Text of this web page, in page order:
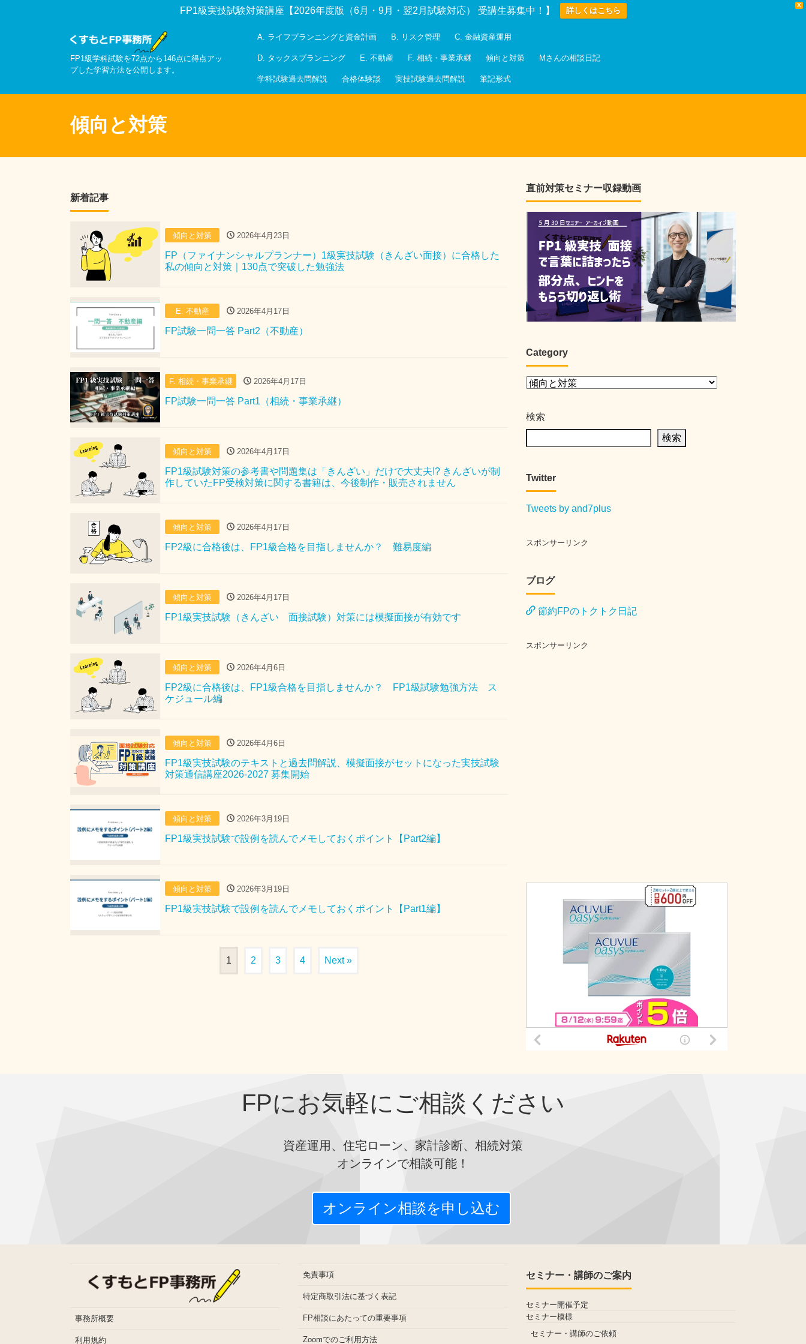
X
FP1級実技試験対策講座【2026年度版（6月・9月・翌2月試験対応） 受講生募集中！】 詳しくはこちら
FP1級学科試験を72点から146点に得点アッ
プした学習方法を公開します。
A. ライフプランニングと資金計画 B. リスク管理 C. 金融資産運用
D. タックスプランニング E. 不動産 F. 相続・事業承継 傾向と対策 Mさんの相談日記
学科試験過去問解説 合格体験談 実技試験過去問解説 筆記形式
傾向と対策
新着記事
傾向と対策 2026年4月23日
FP（ファイナンシャルプランナー）1級実技試験（きんざい面接）に合格した
私の傾向と対策｜130点で突破した勉強法
E. 不動産 2026年4月17日
FP試験一問一答 Part2（不動産）
F. 相続・事業承継 2026年4月17日
FP試験一問一答 Part1（相続・事業承継）
傾向と対策 2026年4月17日
FP1級試験対策の参考書や問題集は「きんざい」だけで大丈夫!? きんざいが制
作していたFP受検対策に関する書籍は、今後制作・販売されません
傾向と対策 2026年4月17日
FP2級に合格後は、FP1級合格を目指しませんか？ 難易度編
傾向と対策 2026年4月17日
FP1級実技試験（きんざい 面接試験）対策には模擬面接が有効です
傾向と対策 2026年4月6日
FP2級に合格後は、FP1級合格を目指しませんか？ FP1級試験勉強方法 ス
ケジュール編
傾向と対策 2026年4月6日
FP1級実技試験のテキストと過去問解説、模擬面接がセットになった実技試験
対策通信講座2026-2027 募集開始
傾向と対策 2026年3月19日
FP1級実技試験で設例を読んでメモしておくポイント【Part2編】
傾向と対策 2026年3月19日
FP1級実技試験で設例を読んでメモしておくポイント【Part1編】
1 2 3 4 Next »
直前対策セミナー収録動画
Category
検索
検索
Twitter
Tweets by and7plus
スポンサーリンク
ブログ
節約FPのトクトク日記
スポンサーリンク
FPにお気軽にご相談ください
資産運用、住宅ローン、家計診断、相続対策
オンラインで相談可能！
オンライン相談を申し込む
事務所概要
利用規約
免責事項
特定商取引法に基づく表記
FP相談にあたっての重要事項
Zoomでのご利用方法
セミナー・講師のご案内
セミナー開催予定
セミナー模様
セミナー・講師のご依頼